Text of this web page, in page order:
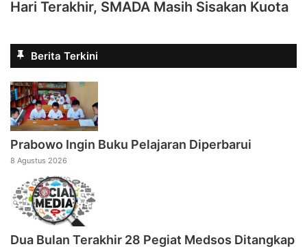
Hari Terakhir, SMADA Masih Sisakan Kuota
Berita Terkini
Prabowo Ingin Buku Pelajaran Diperbarui
8 Agustus 2026
Dua Bulan Terakhir 28 Pegiat Medsos Ditangkap